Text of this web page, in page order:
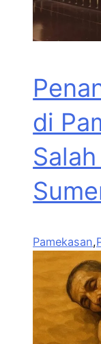
di
Pamekasan,